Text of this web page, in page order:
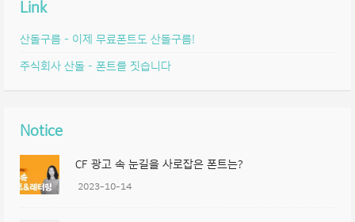
Link
산돌구름 – 이제 무료폰트도 산돌구름!
주식회사 산돌 – 폰트를 짓습니다
Notice
CF 광고 속 눈길을 사로잡은 폰트는?
2023-10-14